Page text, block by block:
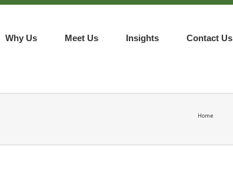
Why Us Meet Us Insights Contact Us
Home